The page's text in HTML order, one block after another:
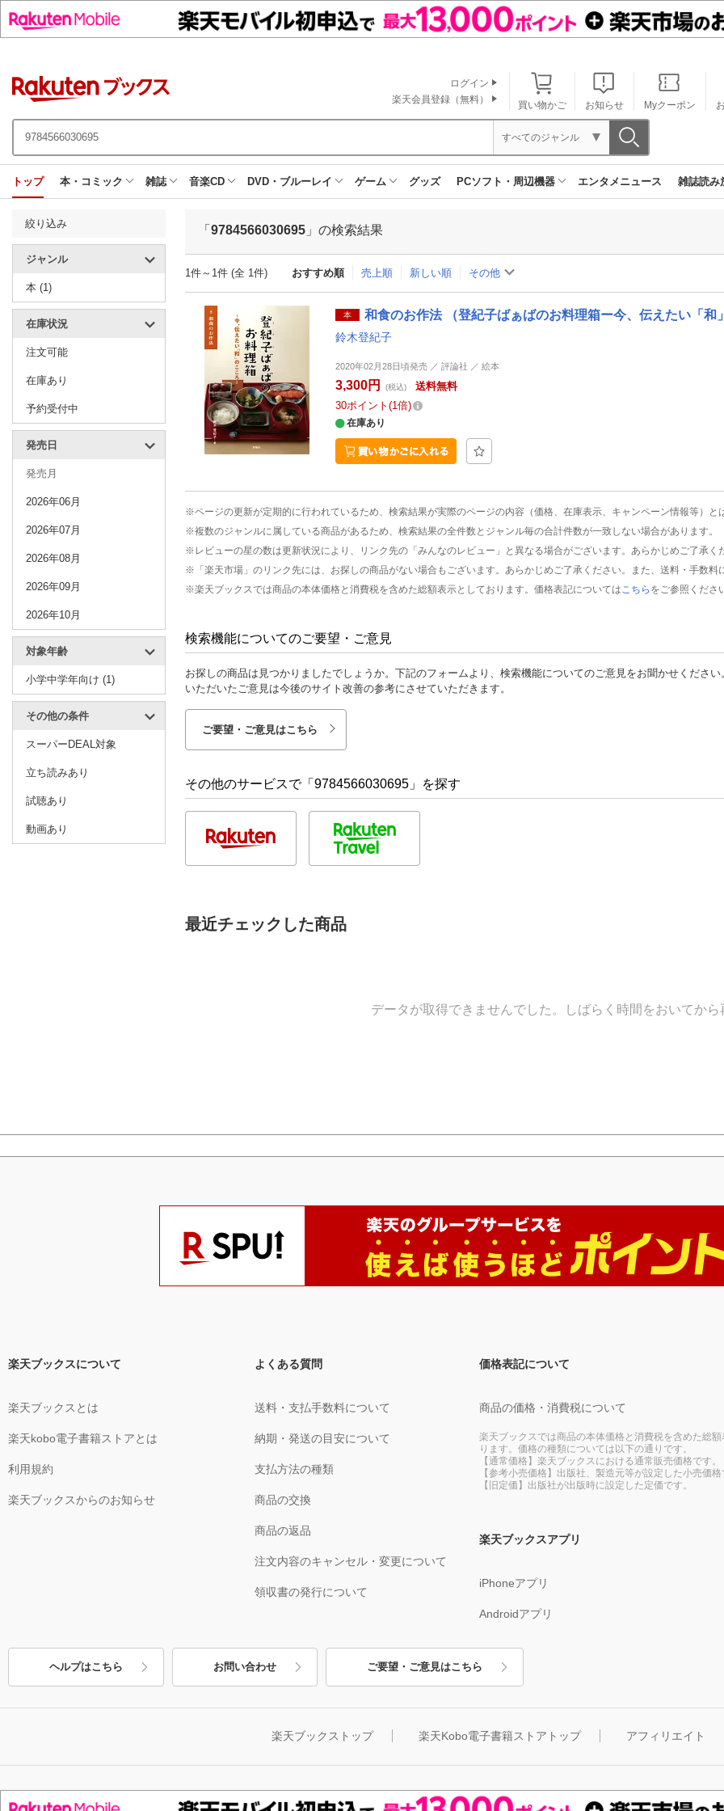
買い物かご お知らせ Myクーポン
ログイン
楽天会員登録（無料）
すべてのジャンル
トップ 本・コミック 雑誌 音楽CD DVD・ブルーレイ ゲーム グッズ PCソフト・周辺機器 エンタメニュース 雑誌読み
絞り込み
ジャンル
本 (1)
在庫状況
注文可能
在庫あり
予約受付中
発売日
発売月
2026年06月
2026年07月
2026年08月
2026年09月
2026年10月
対象年齢
小学中学年向け (1)
その他の条件
スーパーDEAL対象
立ち読みあり
試聴あり
動画あり
「 9784566030695 」の検索結果
1件～1件 (全 1件) おすすめ順 売上順 新しい順 その他
本 和食のお作法 （登紀子ばぁばのお料理箱ー今、伝えたい「和
鈴木登紀子
2020年02月28日頃発売 ／ 評論社 ／ 絵本
3,300円 (税込)
送料無料
30ポイント 1倍
在庫あり
※ページの更新が定期的に行われているため、検索結果が実際のページの内容（価格、在庫表示、キャンペーン情報等）と
※複数のジャンルに属している商品があるため、検索結果の全件数とジャンル毎の合計件数が一致しない場合があります。
※レビューの星の数は更新状況により、リンク先の「みんなのレビュー」と異なる場合がございます。あらかじめご了承く
※「楽天市場」のリンク先には、お探しの商品がない場合もございます。あらかじめご了承ください。また、送料・手数料
※楽天ブックスでは商品の本体価格と消費税を含めた総額表示としております。価格表記については こちら をご参照くださ
検索機能についてのご要望・ご意見
お探しの商品は見つかりましたでしょうか。下記のフォームより、検索機能についてのご意見をお聞かせください
いただいたご意見は今後のサイト改善の参考にさせていただきます。
ご要望・ご意見はこちら
その他のサービスで「9784566030695」を探す
最近チェックした商品
データが取得できませんでした。しばらく時間をおいてから
楽天ブックスについて
楽天ブックスとは
楽天kobo電子書籍ストアとは
利用規約
楽天ブックスからのお知らせ
よくある質問
送料・支払手数料について
納期・発送の目安について
支払方法の種類
商品の交換
商品の返品
注文内容のキャンセル・変更について
領収書の発行について
価格表記について
商品の価格・消費税について
楽天ブックスでは商品の本体価格と消費税を含めた総額
ります。価格の種類については以下の通りです。
【通常価格】楽天ブックスにおける通常販売価格です。
【参考小売価格】出版社、製造元等が設定した小売価格
【旧定価】出版社が出版時に設定した定価です。
楽天ブックスアプリ
iPhoneアプリ
Androidアプリ
ヘルプはこちら お問い合わせ ご要望・ご意見はこちら
楽天ブックストップ 楽天Kobo電子書籍ストアトップ アフィリエイト